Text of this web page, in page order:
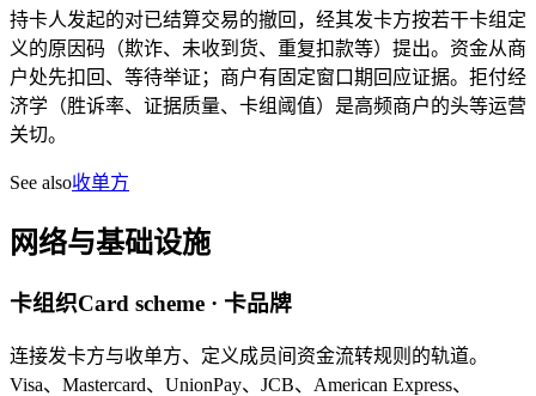
持卡人发起的对已结算交易的撤回，经其发卡方按若干卡组定
义的原因码（欺诈、未收到货、重复扣款等）提出。资金从商
户处先扣回、等待举证；商户有固定窗口期回应证据。拒付经
济学（胜诉率、证据质量、卡组阈值）是高频商户的头等运营
关切。
See also收单方
网络与基础设施
卡组织Card scheme · 卡品牌
连接发卡方与收单方、定义成员间资金流转规则的轨道。
Visa、Mastercard、UnionPay、JCB、American Express、